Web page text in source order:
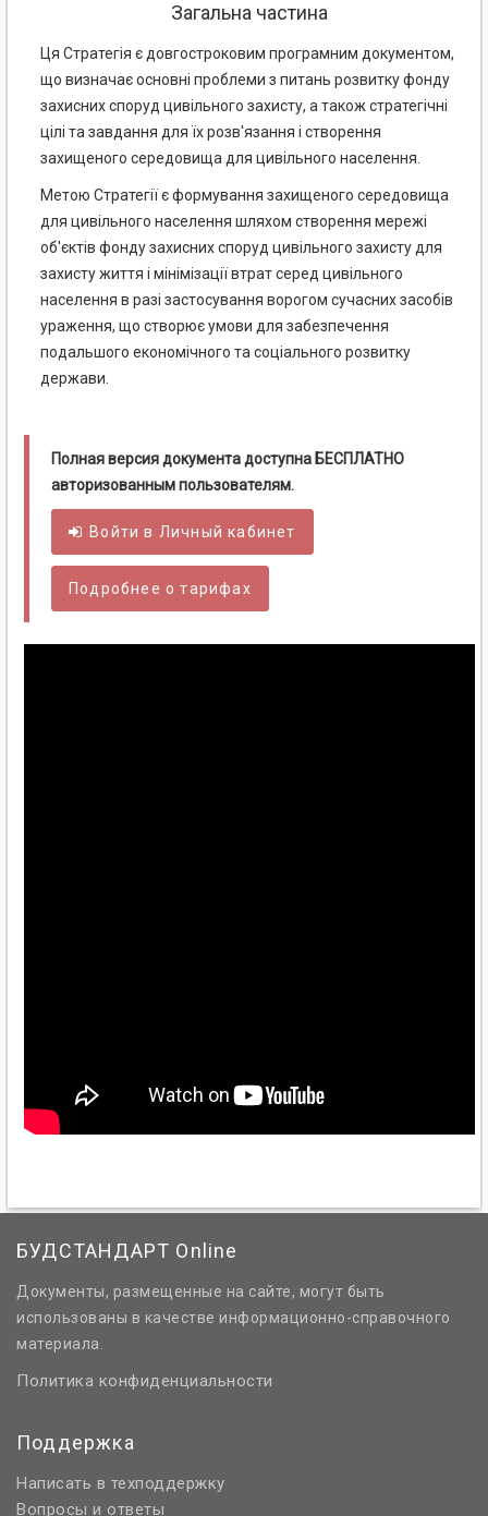
Загальна частина
Ця Стратегія є довгостроковим програмним документом,
що визначає основні проблеми з питань розвитку фонду
захисних споруд цивільного захисту, а також стратегічні
цілі та завдання для їх розв'язання і створення
захищеного середовища для цивільного населення.
Метою Стратегії є формування захищеного середовища
для цивільного населення шляхом створення мережі
об'єктів фонду захисних споруд цивільного захисту для
захисту життя і мінімізації втрат серед цивільного
населення в разі застосування ворогом сучасних засобів
ураження, що створює умови для забезпечення
подальшого економічного та соціального розвитку
держави.
Полная версия документа доступна БЕСПЛАТНО
авторизованным пользователям.
Войти в Личный кабинет
Подробнее о тарифах
БУДСТАНДАРТ Online
Документы, размещенные на сайте, могут быть
использованы в качестве информационно-справочного
материала.
Политика конфиденциальности
Поддержка
Написать в техподдержку
Вопросы и ответы